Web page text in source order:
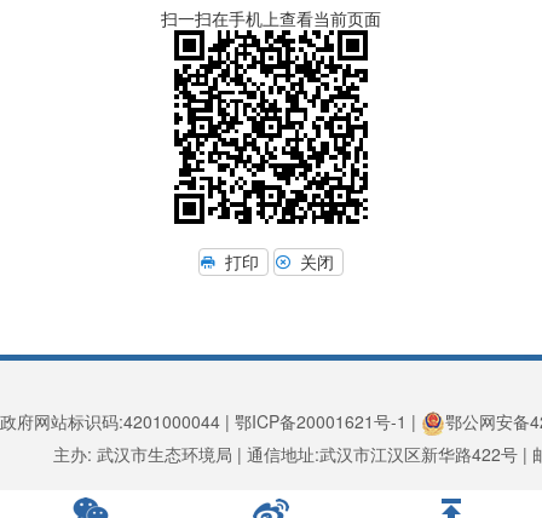
扫一扫在手机上查看当前页面
打印 关闭
政府网站标识码:4201000044 | 鄂ICP备20001621号-1 |
鄂公网安备
主办: 武汉市生态环境局 | 通信地址:武汉市江汉区新华路422号 |